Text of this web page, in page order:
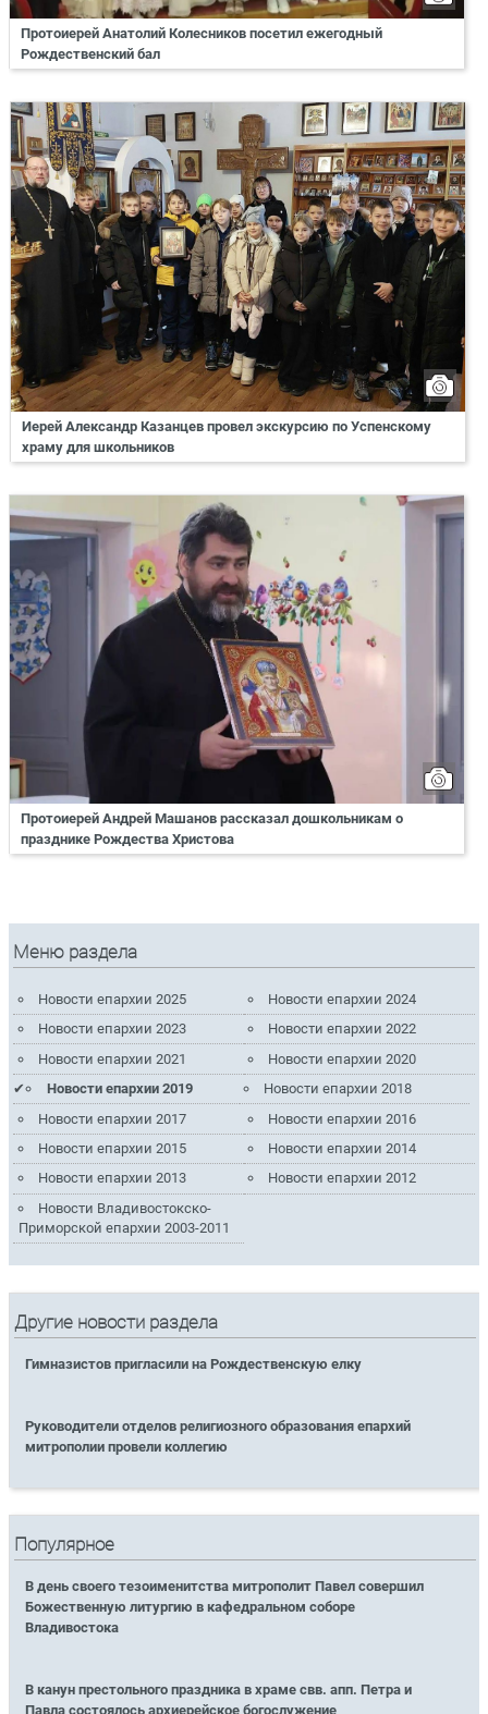
Протоиерей Анатолий Колесников посетил ежегодный
Рождественский бал
Иерей Александр Казанцев провел экскурсию по Успенскому
храму для школьников
Протоиерей Андрей Машанов рассказал дошкольникам о
празднике Рождества Христова
Меню раздела
Новости епархии 2025
Новости епархии 2024
Новости епархии 2023
Новости епархии 2022
Новости епархии 2021
Новости епархии 2020
Новости епархии 2019
Новости епархии 2018
Новости епархии 2017
Новости епархии 2016
Новости епархии 2015
Новости епархии 2014
Новости епархии 2013
Новости епархии 2012
Новости Владивостокско-
Приморской епархии 2003-2011
Другие новости раздела
Гимназистов пригласили на Рождественскую елку
Руководители отделов религиозного образования епархий
митрополии провели коллегию
Популярное
В день своего тезоименитства митрополит Павел совершил
Божественную литургию в кафедральном соборе
Владивостока
В канун престольного праздника в храме свв. апп. Петра и
Павла состоялось архиерейское богослужение